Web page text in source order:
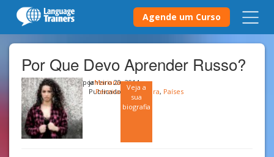
Agende um Curso
Por Que Devo Aprender Russo?
porMariana
Pereira
Veja a
sua
biografia
janeiro 20, 2014
Publicado emCultura, Países